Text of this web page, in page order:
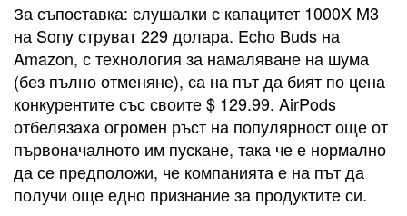
За съпоставка: слушалки с капацитет 1000X M3
на Sony струват 229 долара. Echo Buds на
Amazon, с технология за намаляване на шума
(без пълно отменяне), са на път да бият по цена
конкурентите със своите $ 129.99. AirPods
отбелязаха огромен ръст на популярност още от
първоначалното им пускане, така че е нормално
да се предположи, че компанията е на път да
получи още едно признание за продуктите си.